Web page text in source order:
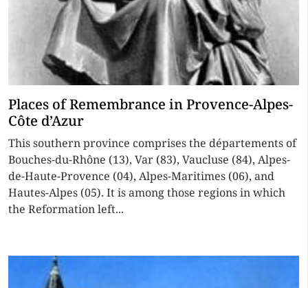
Places of Remembrance in Provence-Alpes-
Côte d’Azur
This southern province comprises the départements of
Bouches-du-Rhône (13), Var (83), Vaucluse (84), Alpes-
de-Haute-Provence (04), Alpes-Maritimes (06), and
Hautes-Alpes (05). It is among those regions in which
the Reformation left...